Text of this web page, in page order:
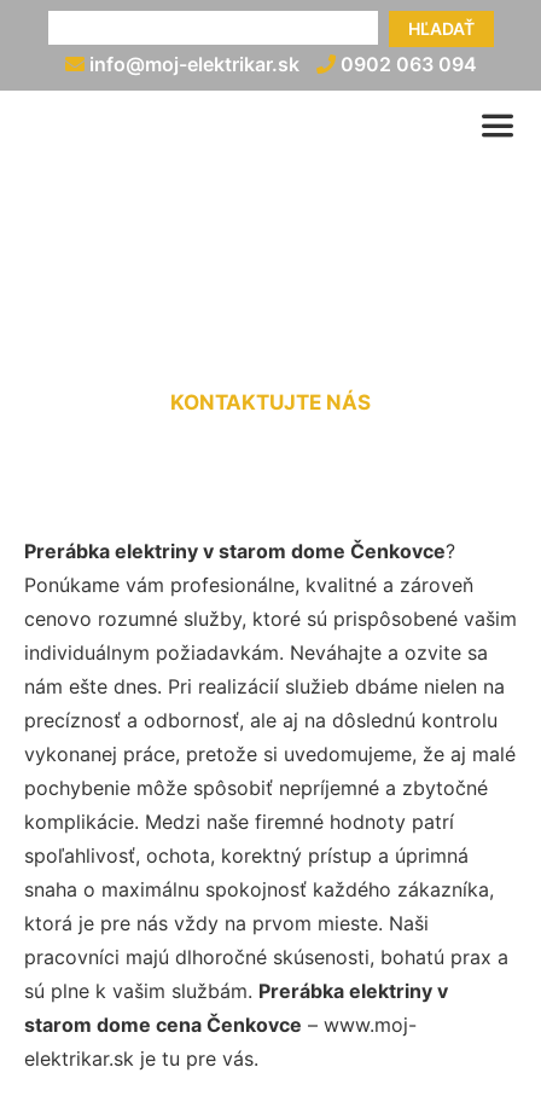
HĽADAŤ
info@moj-elektrikar.sk 0902 063 094
KONTAKTUJTE NÁS
Prerábka elektriny v starom dome Čenkovce?
Ponúkame vám profesionálne, kvalitné a zároveň
cenovo rozumné služby, ktoré sú prispôsobené vašim
individuálnym požiadavkám. Neváhajte a ozvite sa
nám ešte dnes. Pri realizácií služieb dbáme nielen na
precíznosť a odbornosť, ale aj na dôslednú kontrolu
vykonanej práce, pretože si uvedomujeme, že aj malé
pochybenie môže spôsobiť nepríjemné a zbytočné
komplikácie. Medzi naše firemné hodnoty patrí
spoľahlivosť, ochota, korektný prístup a úprimná
snaha o maximálnu spokojnosť každého zákazníka,
ktorá je pre nás vždy na prvom mieste. Naši
pracovníci majú dlhoročné skúsenosti, bohatú prax a
sú plne k vašim službám. Prerábka elektriny v
starom dome cena Čenkovce – www.moj-
elektrikar.sk je tu pre vás.